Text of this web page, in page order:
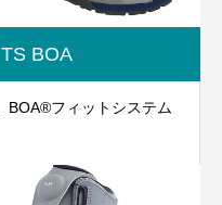
BOA
BOA®フィットシステム